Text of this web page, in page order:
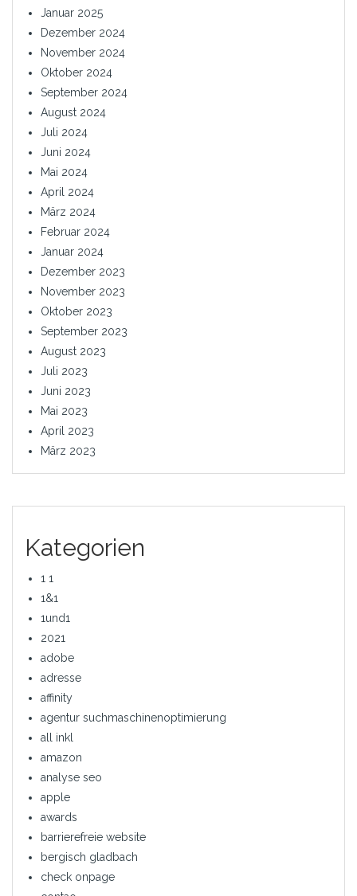
Januar 2025
Dezember 2024
November 2024
Oktober 2024
September 2024
August 2024
Juli 2024
Juni 2024
Mai 2024
April 2024
März 2024
Februar 2024
Januar 2024
Dezember 2023
November 2023
Oktober 2023
September 2023
August 2023
Juli 2023
Juni 2023
Mai 2023
April 2023
März 2023
Kategorien
1 1
1&1
1und1
2021
adobe
adresse
affinity
agentur suchmaschinenoptimierung
all inkl
amazon
analyse seo
apple
awards
barrierefreie website
bergisch gladbach
check onpage